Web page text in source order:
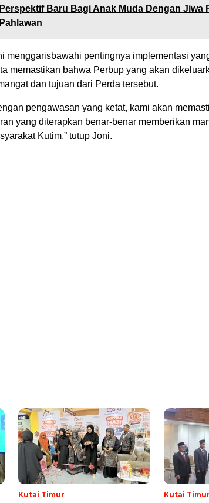
Perspektif Baru Bagi Anak Muda Dengan Jiwa
Pahlawan
menggarisbawahi pentingnya implementasi
memastikan bahwa Perbup yang akan
dan tujuan dari Perda tersebut.
pengawasan yang ketat, kami akan
yang diterapkan benar-benar memberikan
Kutim,” tutup Joni.
Kutai Timur Kutai Timur